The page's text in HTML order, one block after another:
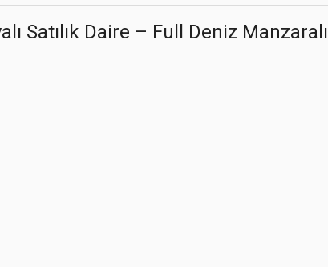
Satılık Daire – Full Deniz Manzaralı